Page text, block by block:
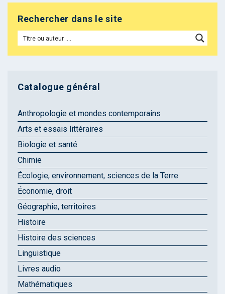
Rechercher dans le site
Catalogue général
Anthropologie et mondes contemporains
Arts et essais littéraires
Biologie et santé
Chimie
Écologie, environnement, sciences de la Terre
Économie, droit
Géographie, territoires
Histoire
Histoire des sciences
Linguistique
Livres audio
Mathématiques